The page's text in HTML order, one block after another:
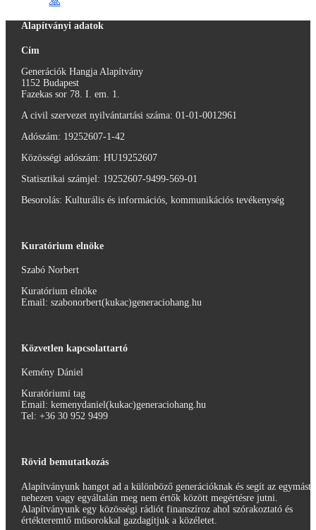
Alapítványi adatok
Cím
Generációk Hangja Alapítvány
1152 Budapest
Fazekas sor 78. I. em. 1.
A civil szervezet nyilvántartási száma: 01-01-0012961
Adószám: 19252607-1-42
Közösségi adószám: HU19252607
Statisztikai számjel: 19252607-9499-569-01
Besorolás: Kulturális és információs, kommunikációs tevékenység
Kuratórium elnöke
Szabó Norbert
Kuratórium elnöke
Email: szabonorbert(kukac)generaciohang.hu
Közvetlen kapcsolattartó
Kemény Dániel
Kuratóriumi tag
Email: kemenydaniel(kukac)generaciohang.hu
Tel: ‭+36 30 952 9499‬
Rövid bemutatkozás
Alapítványunk hangot ad a különböző generációknak és segít az egymást
nehezen vagy egyáltalán meg nem értők között megértésre jutni.
Alapítványunk egy közösségi rádiót finanszíroz ahol szórakoztató és
értékteremtő műsorokkal gazdagítjuk a közéletet.